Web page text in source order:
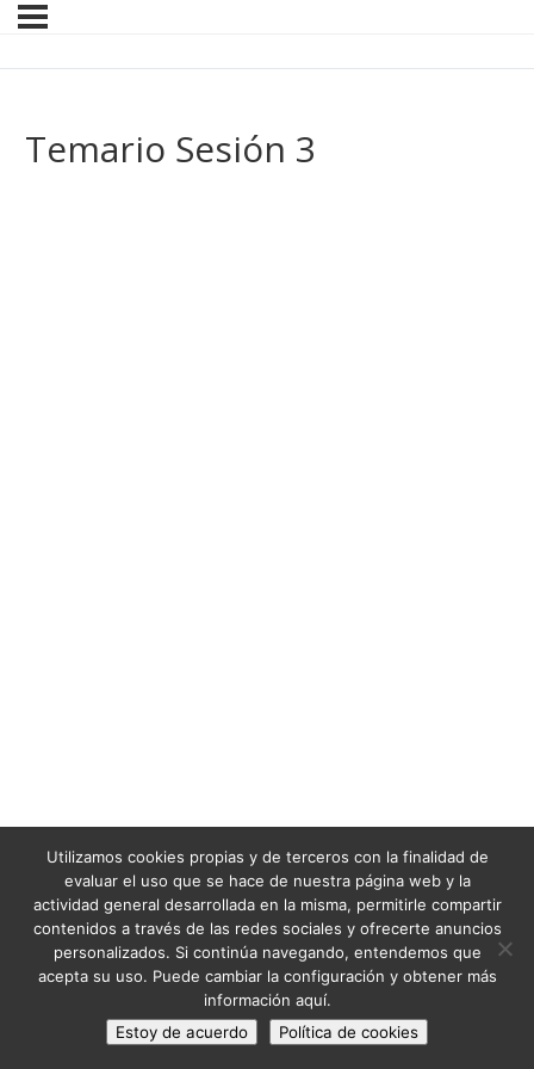
Temario Sesión 3
Utilizamos cookies propias y de terceros con la finalidad de
evaluar el uso que se hace de nuestra página web y la
actividad general desarrollada en la misma, permitirle compartir
contenidos a través de las redes sociales y ofrecerte anuncios
personalizados. Si continúa navegando, entendemos que
acepta su uso. Puede cambiar la configuración y obtener más
información aquí.
Estoy de acuerdo
Política de cookies